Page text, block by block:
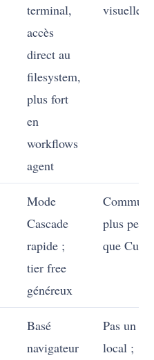
terminal,
accès
direct au
filesystem,
plus fort
en
workflows
agent
visuelle
Mode
Cascade
rapide ;
tier free
généreux
plus
que
Basé
navigateur
Pas un
local ;